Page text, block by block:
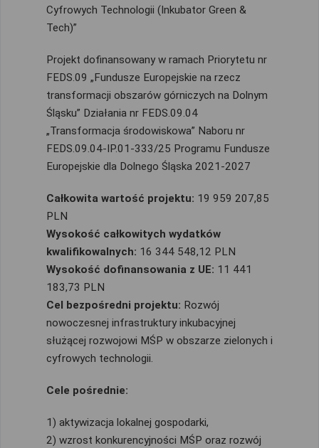
Cyfrowych Technologii (Inkubator Green &
Tech)”
Projekt dofinansowany w ramach Priorytetu nr
FEDS.09 „Fundusze Europejskie na rzecz
transformacji obszarów górniczych na Dolnym
Śląsku” Działania nr FEDS.09.04
„Transformacja środowiskowa” Naboru nr
FEDS.09.04-IP.01-333/25 Programu Fundusze
Europejskie dla Dolnego Śląska 2021-2027
Całkowita wartość projektu: 19 959 207,85
PLN
Wysokość całkowitych wydatków
kwalifikowalnych: 16 344 548,12 PLN
Wysokość dofinansowania z UE: 11 441
183,73 PLN
Cel bezpośredni projektu: Rozwój
nowoczesnej infrastruktury inkubacyjnej
służącej rozwojowi MŚP w obszarze zielonych i
cyfrowych technologii.
Cele pośrednie:
1) aktywizacja lokalnej gospodarki,
2) wzrost konkurencyjności MŚP oraz rozwój